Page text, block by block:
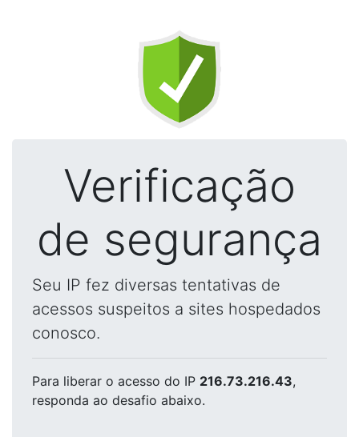
Verificação
de segurança
Seu IP fez diversas tentativas de
acessos suspeitos a sites hospedados
conosco.
Para liberar o acesso do IP 216.73.216.43,
responda ao desafio abaixo.